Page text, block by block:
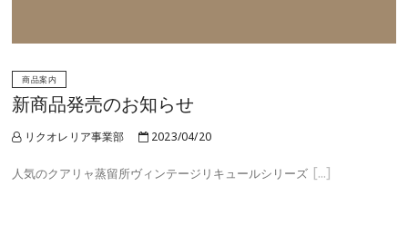
商品案内
新商品発売のお知らせ
リクオレリア事業部 2023/04/20
人気のクアリャ蒸留所ヴィンテージリキュールシリーズ